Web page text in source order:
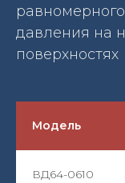
давления на
поверхностях
Модель
ВД64-0610